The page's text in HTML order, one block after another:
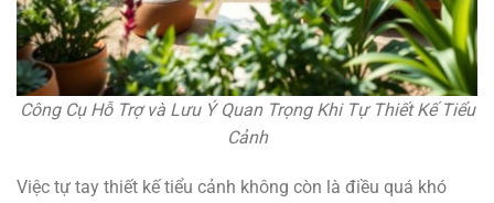
Công Cụ Hỗ Trợ và Lưu Ý Quan Trọng Khi Tự Thiết Kế Tiểu
Cảnh
Việc tự tay thiết kế tiểu cảnh không còn là điều quá khó